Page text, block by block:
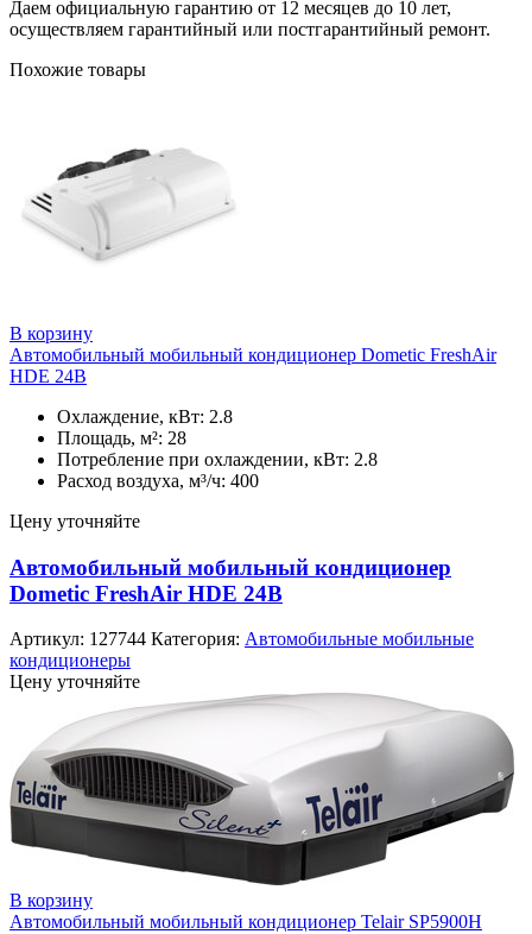
Даем официальную гарантию от 12 месяцев до 10 лет,
осуществляем гарантийный или постгарантийный ремонт.
Похожие товары
В корзину
Автомобильный мобильный кондиционер Dometic FreshAir
HDE 24В
Охлаждение, кВт: 2.8
Площадь, м²: 28
Потребление при охлаждении, кВт: 2.8
Расход воздуха, м³/ч: 400
Цену уточняйте
Автомобильный мобильный кондиционер
Dometic FreshAir HDE 24В
Артикул: 127744 Категория: Автомобильные мобильные
кондиционеры
Цену уточняйте
В корзину
Автомобильный мобильный кондиционер Telair SP5900H